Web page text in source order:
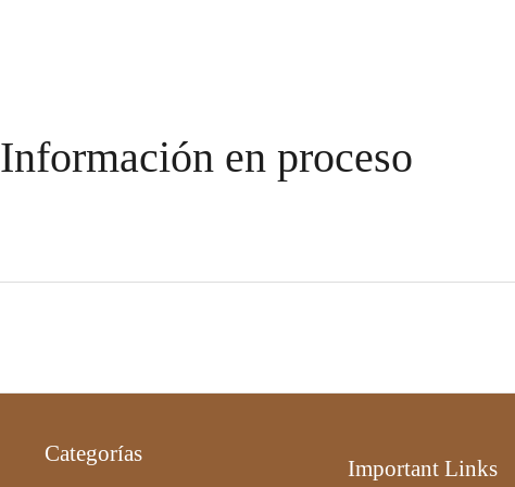
Información en proceso
Categorías
Important Links